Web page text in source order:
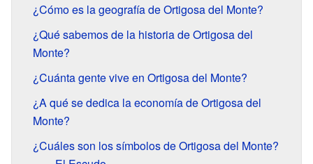
¿Cómo es la geografía de Ortigosa del Monte?
¿Qué sabemos de la historia de Ortigosa del
Monte?
¿Cuánta gente vive en Ortigosa del Monte?
¿A qué se dedica la economía de Ortigosa del
Monte?
¿Cuáles son los símbolos de Ortigosa del Monte?